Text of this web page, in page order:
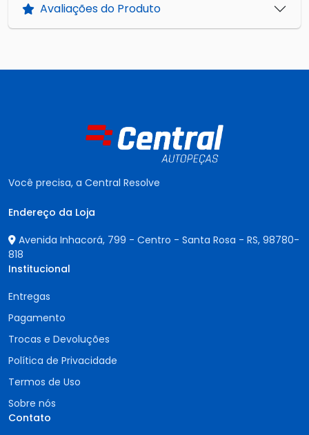
Avaliações do Produto
Você precisa, a Central Resolve
Endereço da Loja
Avenida Inhacorá, 799 - Centro - Santa Rosa - RS, 98780-
818
Institucional
Entregas
Pagamento
Trocas e Devoluções
Política de Privacidade
Termos de Uso
Sobre nós
Contato